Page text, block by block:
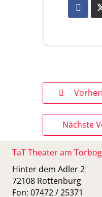
Nächste
TaT Theater am
Hinter dem Adler 2
72108 Rottenburg
Fon: 07472 / 25371